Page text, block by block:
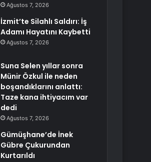
Ağustos 7, 2026
İzmit’te Silahlı Saldırı: İş
Adamı Hayatını Kaybetti
Ağustos 7, 2026
Suna Selen yıllar sonra
Münir Özkul ile neden
boşandıklarını anlattı:
Taze kana ihtiyacım var
dedi
Ağustos 7, 2026
Gümüşhane’de İnek
Gübre Çukurundan
Kurtarıldı